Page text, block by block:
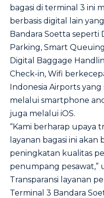
bagasi di terminal 3 ini
berbasis digital lain
Bandara Soetta seperti
Parking, Smart
Digital Baggage
Check-in, Wifi
Indonesia Airports yang
melalui smartphone
juga melalui iOS.
“Kami berharap upaya
layanan bagasi ini
peningkatan kualitas
penumpang pesawat,”
Transparansi layanan
Terminal 3 Bandara